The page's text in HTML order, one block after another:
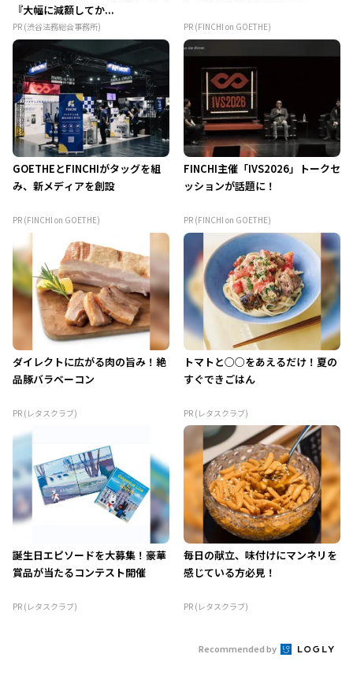
『大幅に減額してか...
PR (渋谷法務総合事務所) PR (FINCHI on GOETHE)
GOETHEとFINCHIがタッグを組
み、新メディアを創設
PR (FINCHI on GOETHE)
FINCHI主催「IVS2026」トークセ
ッションが話題に！
PR (FINCHI on GOETHE)
ダイレクトに広がる肉の旨み！絶
品豚バラベーコン
PR (レタスクラブ)
トマトと○○をあえるだけ！夏の
すぐできごはん
PR (レタスクラブ)
誕生日エピソードを大募集！豪華
賞品が当たるコンテスト開催
PR (レタスクラブ)
毎日の献立、味付けにマンネリを
感じている方必見！
PR (レタスクラブ)
Recommended by